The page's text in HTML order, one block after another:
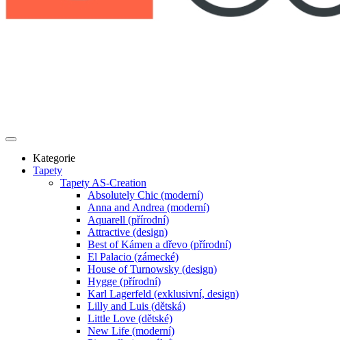
Kategorie
Tapety
Tapety AS-Creation
Absolutely Chic (moderní)
Anna and Andrea (moderní)
Aquarell (přírodní)
Attractive (design)
Best of Kámen a dřevo (přírodní)
El Palacio (zámecké)
House of Turnowsky (design)
Hygge (přírodní)
Karl Lagerfeld (exklusivní, design)
Lilly and Luis (dětská)
Little Love (dětské)
New Life (moderní)